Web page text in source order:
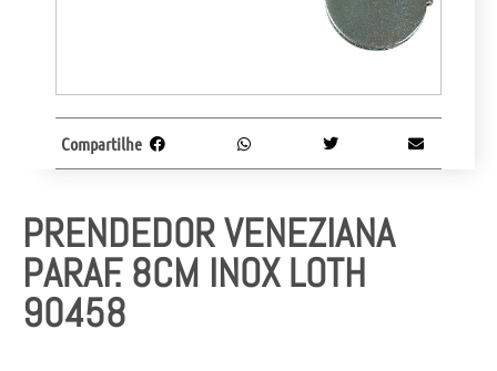
PRENDEDOR VENEZIANA
PARAF. 8CM INOX LOTH
90458
Compartilhe